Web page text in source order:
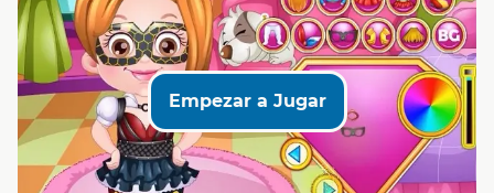
Empezar a Jugar